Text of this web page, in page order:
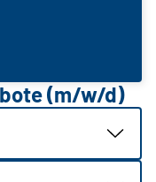
(m/w/d)